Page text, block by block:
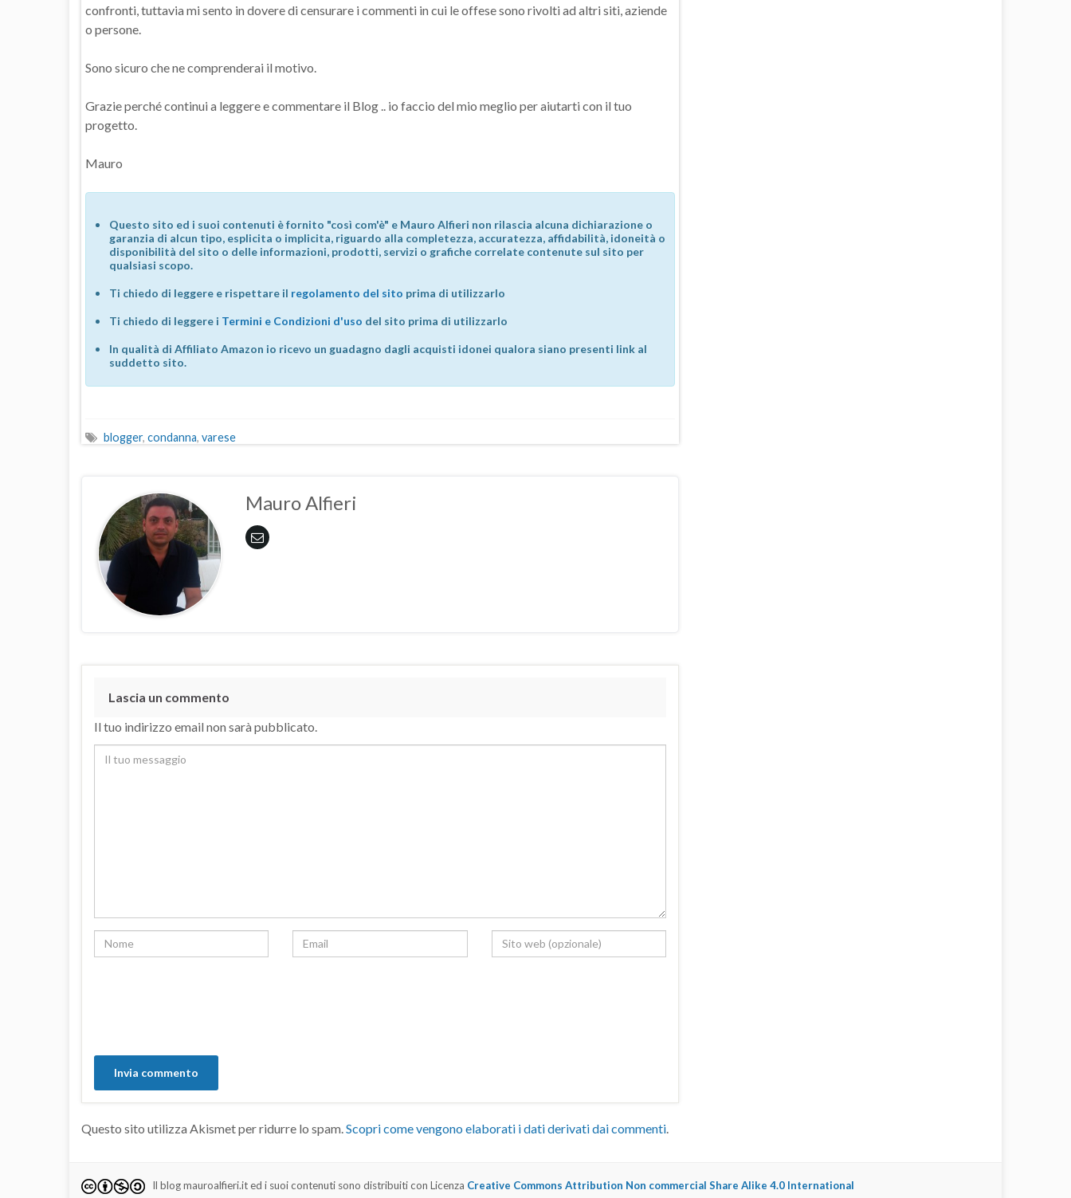
confronti, tuttavia mi sento in dovere di censurare i commenti in cui le offese sono rivolti ad altri siti, aziende
o persone.
Sono sicuro che ne comprenderai il motivo.
Grazie perché continui a leggere e commentare il Blog .. io faccio del mio meglio per aiutarti con il tuo
progetto.
Mauro
Questo sito ed i suoi contenuti è fornito "così com'è" e Mauro Alfieri non rilascia alcuna dichiarazione o
garanzia di alcun tipo, esplicita o implicita, riguardo alla completezza, accuratezza, affidabilità, idoneità o
disponibilità del sito o delle informazioni, prodotti, servizi o grafiche correlate contenute sul sito per
qualsiasi scopo.
Ti chiedo di leggere e rispettare il regolamento del sito prima di utilizzarlo
Ti chiedo di leggere i Termini e Condizioni d'uso del sito prima di utilizzarlo
In qualità di Affiliato Amazon io ricevo un guadagno dagli acquisti idonei qualora siano presenti link al
suddetto sito.
blogger, condanna, varese
Mauro Alfieri
Lascia un commento
Il tuo indirizzo email non sarà pubblicato.
Questo sito utilizza Akismet per ridurre lo spam.Scopri come vengono elaborati i dati derivati dai commenti.
Il blog mauroalfieri.it ed i suoi contenuti sono distribuiti con Licenza Creative Commons Attribution Non commercial Share Alike 4.0 International